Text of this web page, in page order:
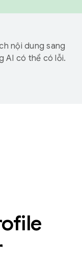
nội dung sang
AI có thể có lỗi.